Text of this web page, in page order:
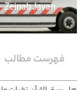
Zeinab Javan
فهرست مطالب